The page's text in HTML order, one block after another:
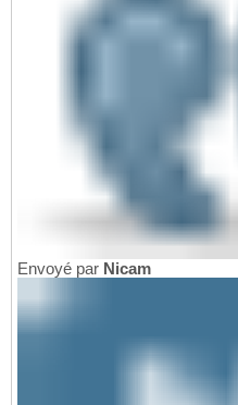
Envoyé par Nicam